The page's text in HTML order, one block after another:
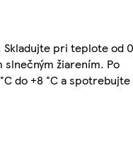
pri teplote od 0
slnečným žiarením. Po
do +8 °C a spotrebujte